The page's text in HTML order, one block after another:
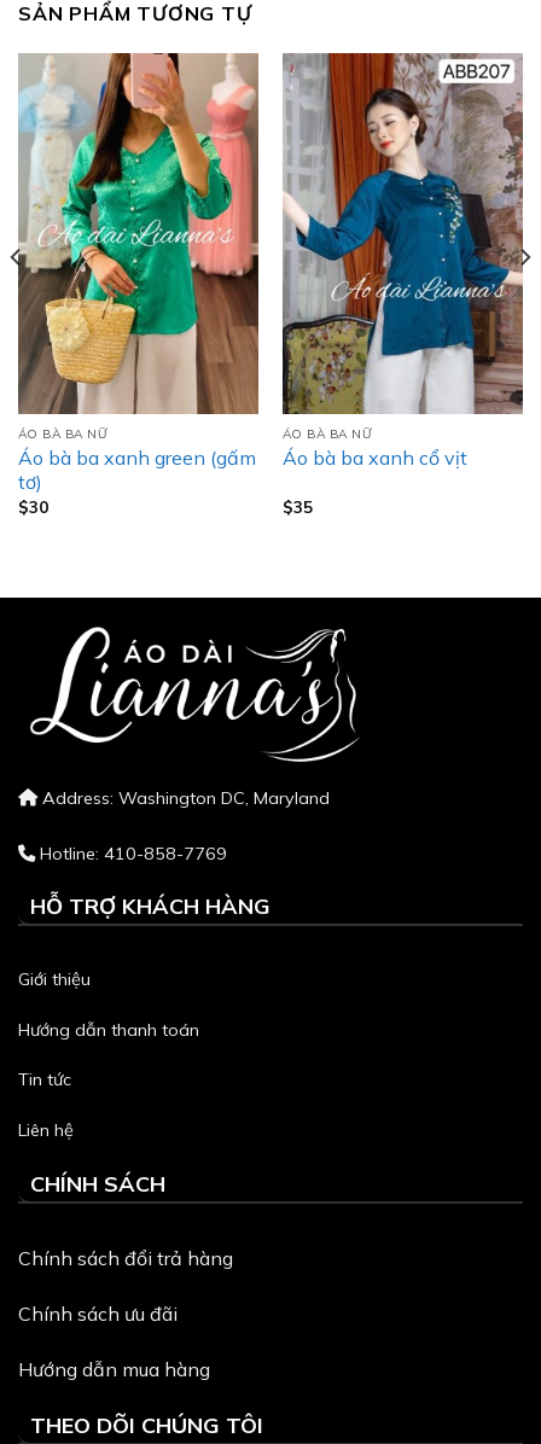
SẢN PHẨM TƯƠNG TỰ
ÁO BÀ BA NỮ
Áo bà ba xanh green (gấm
tơ)
$30
ÁO BÀ BA NỮ
Áo bà ba xanh cổ vịt
$35
Address: Washington DC, Maryland
Hotline: 410-858-7769
HỖ TRỢ KHÁCH HÀNG
Giới thiệu
Hướng dẫn thanh toán
Tin tức
Liên hệ
CHÍNH SÁCH
Chính sách đổi trả hàng
Chính sách ưu đãi
Hướng dẫn mua hàng
THEO DÕI CHÚNG TÔI